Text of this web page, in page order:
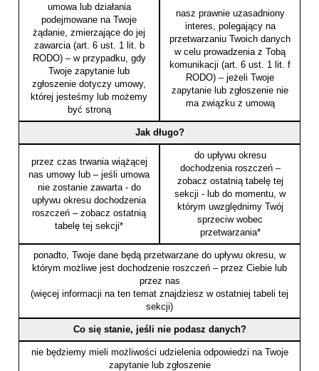
umowa lub działania
podejmowane na Twoje
żądanie, zmierzające do jej
zawarcia (art. 6 ust. 1 lit. b
RODO) – w przypadku, gdy
Twoje zapytanie lub
zgłoszenie dotyczy umowy,
której jesteśmy lub możemy
być stroną
nasz prawnie uzasadniony
interes, polegający na
przetwarzaniu Twoich danych
w celu prowadzenia z Tobą
komunikacji (art. 6 ust. 1 lit. f
RODO) – jeżeli Twoje
zapytanie lub zgłoszenie nie
ma związku z umową
Jak długo?
przez czas trwania wiążącej
nas umowy lub – jeśli umowa
nie zostanie zawarta - do
upływu okresu dochodzenia
roszczeń – zobacz ostatnią
tabelę tej sekcji*
do upływu okresu
dochodzenia roszczeń –
zobacz ostatnią tabelę tej
sekcji - lub do momentu, w
którym uwzględnimy Twój
sprzeciw wobec
przetwarzania*
ponadto, Twoje dane będą przetwarzane do upływu okresu, w
którym możliwe jest dochodzenie roszczeń – przez Ciebie lub
przez nas
(więcej informacji na ten temat znajdziesz w ostatniej tabeli tej
sekcji)
Co się stanie, jeśli nie podasz danych?
nie będziemy mieli możliwości udzielenia odpowiedzi na Twoje
zapytanie lub zgłoszenie